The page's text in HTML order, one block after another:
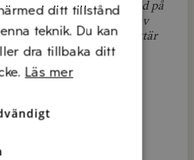
och därefter lagrad på
gör att syran rundas av
smak där vinets karaktär
6%”
ditt tillstånd
teknik. Du kan
dra tillbaka ditt
Läs mer